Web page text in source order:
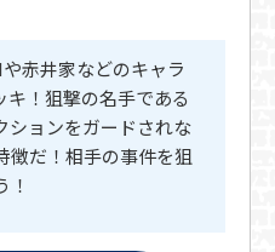
赤井家などのキャラ
キ！狙撃の名手である
ションをガードされな
徴だ！相手の事件を狙
！